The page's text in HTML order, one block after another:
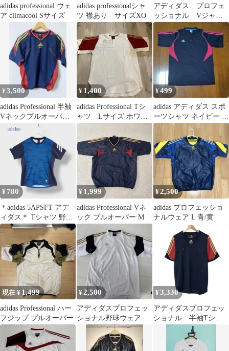
adidas professional ウェ
ア climacool Sサイズ
adidas professionalシャ
ツ 襟あり サイズXO
アディダス プロフェ
ッショナル Vジャン
パンツ 上下セット
セットアップ
¥3,500
adidas Professional 半袖
Vネックプルオーバー
ネイビー M
¥ 1,400
adidas Professional Tシ
ャツ Lサイズ ホワイ
ト 白
¥499
adidas アディダス スポ
ーツシャツ ネイビー ピ
ンク Oサイズ
¥ 780
＊adidas 5APSFT アデ
ィダス＊ Tシャツ 野球
トレーニングシャツ
¥ 1,999
adidas Professional Vネ
ック プルオーバー M
¥2,500
adidas プロフェッショ
ナルウェア L 青/黄
現在 ¥ 1,499
adidas Professional ハー
フジップ プルオーバー
¥2,500
アディダスプロフェッ
ショナル野球ウェア
¥ 3,330
アディダスプロフェッ
ショナル 半袖Tシャ
ツ 野球 トレーニン
グウェア ネイビー